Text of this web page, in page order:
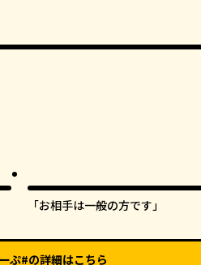
「お相手は一般の方です」
ぷ#の詳細はこちら